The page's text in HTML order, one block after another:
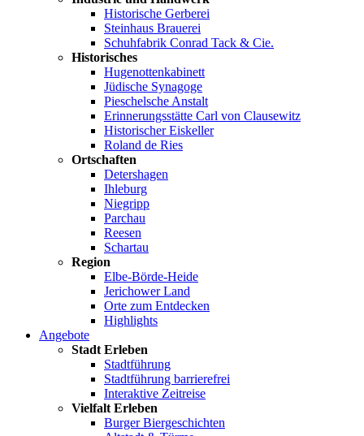
Historische Gerberei
Steinhaus Brauerei
Schuhfabrik Conrad Tack & Cie.
Historisches
Hugenottenkabinett
Jüdische Synagoge
Pieschelsche Anstalt
Erinnerungsstätte Carl von Clausewitz
Historischer Eiskeller
Roland de Ries
Ortschaften
Detershagen
Ihleburg
Niegripp
Parchau
Reesen
Schartau
Region
Elbe-Börde-Heide
Jerichower Land
Orte zum Entdecken
Highlights
Angebote
Stadt Erleben
Stadtführung
Stadtführung barrierefrei
Interaktive Zeitreise
Vielfalt Erleben
Burger Biergeschichten